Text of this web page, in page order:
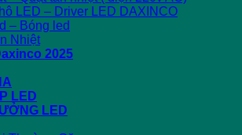
LED – Driver LED DAXINCO
– Bóng led
Nhiệt
2025
LED
LED